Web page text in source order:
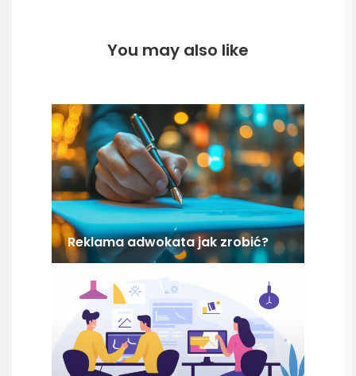
You may also like
Reklama adwokata jak zrobić?